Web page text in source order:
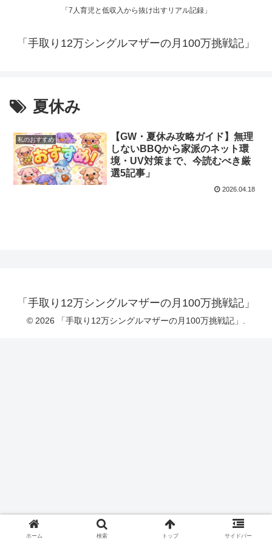
「7人育児と低収入から抜け出すリアル記録」
「手取り12万シングルマザーの月100万挑戦記」
夏休み
私のおすすめ
【GW・夏休み攻略ガイド】無理
しないBBQから家派のネット環
境・UV対策まで、今読むべき厳
選5記事」
2026.04.18
「手取り12万シングルマザーの月100万挑戦記」
© 2026 「手取り12万シングルマザーの月100万挑戦記」.
ホーム 検索 トップ サイドバー